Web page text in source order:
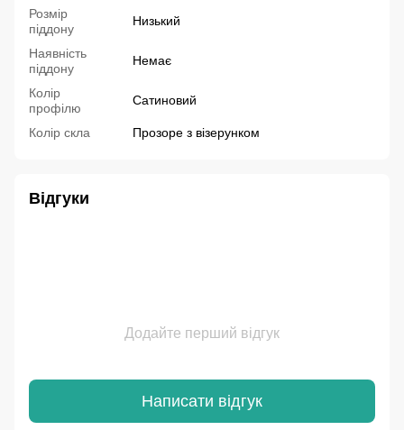
Розмір
піддону
Низький
Наявність
піддону
Немає
Колір
профілю
Сатиновий
Колір скла Прозоре з візерунком
Відгуки
Додайте перший відгук
Написати відгук